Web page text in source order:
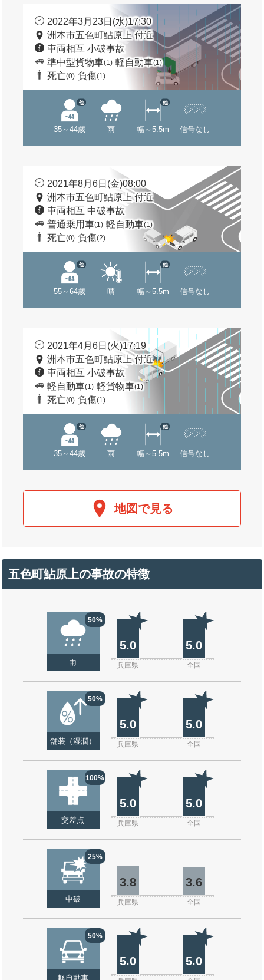
2022年3月23日(水)17:30
洲本市五色町鮎原上 付近
車両相互 小破事故
準中型貨物車(1) 軽自動車(1)
死亡(0) 負傷(1)
35～44歳
他
雨 幅～5.5m
他
信号なし
2021年8月6日(金)08:00
洲本市五色町鮎原上 付近
車両相互 中破事故
普通乗用車(1) 軽自動車(1)
死亡(0) 負傷(2)
55～64歳
他
晴 幅～5.5m
他
信号なし
2021年4月6日(火)17:19
洲本市五色町鮎原上 付近
車両相互 小破事故
軽自動車(1) 軽貨物車(1)
死亡(0) 負傷(1)
35～44歳
他
雨 幅～5.5m
他
信号なし
地図で見る
五色町鮎原上の事故の特徴
50%
雨
5.0 5.0
兵庫県 全国
50%
舗装（湿潤）
5.0 5.0
兵庫県 全国
100%
交差点
5.0 5.0
兵庫県 全国
25%
中破
3.8 3.6
兵庫県 全国
50%
軽自動車
5.0 5.0